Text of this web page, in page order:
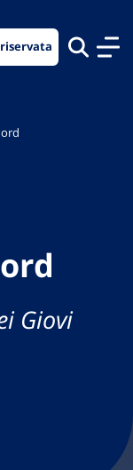
Giovi